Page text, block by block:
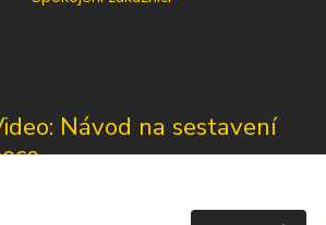
Návod na sestavení